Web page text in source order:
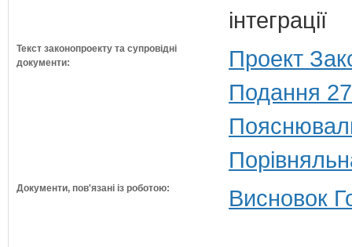
інтеграції
Текст законопроекту та супровідні
документи:
Проект
Подання
Документи, пов'язані із роботою: Висновок